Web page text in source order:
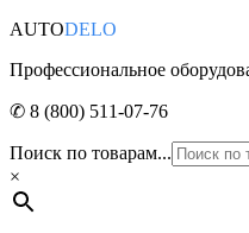
AUTODELO
Профессиональное
✆ 8 (800) 511-07-76
Поиск по товарам...
×